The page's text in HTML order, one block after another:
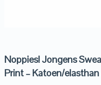
Noppies! Jongens
Print – Katoen/elasthan